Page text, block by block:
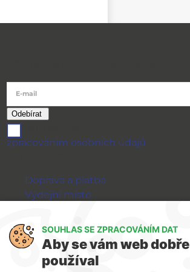
E-mail
zpracováním osobních údajů
Doprava a platba
Výdejní místo
GDPR
WIRPO s.r.o.
SOUHLAS SE ZPRACOVÁNÍM DAT
Aby se vám web dobře
používal